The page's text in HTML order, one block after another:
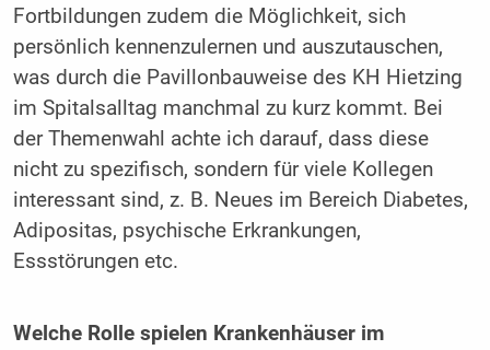
Fortbildungen zudem die Möglichkeit, sich
persönlich kennenzulernen und auszutauschen,
was durch die Pavillonbauweise des KH Hietzing
im Spitalsalltag manchmal zu kurz kommt. Bei
der Themenwahl achte ich darauf, dass diese
nicht zu spezifisch, sondern für viele Kollegen
interessant sind, z. B. Neues im Bereich Diabetes,
Adipositas, psychische Erkrankungen,
Essstörungen etc.
Welche Rolle spielen Krankenhäuser im